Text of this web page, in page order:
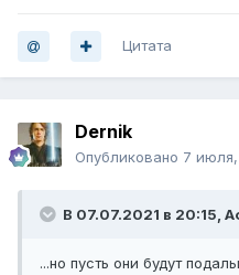
Цитата
Dernik
Опубликовано 7 июля,
В 07.07.2021 в 20:15,
...но пусть они будут